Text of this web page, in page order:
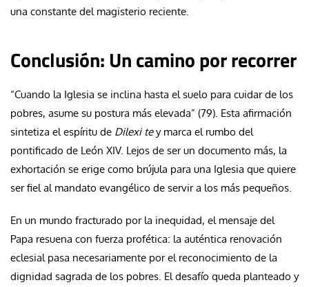
una constante del magisterio reciente.
Conclusión: Un camino por recorrer
“Cuando la Iglesia se inclina hasta el suelo para cuidar de los
pobres, asume su postura más elevada” (79). Esta afirmación
sintetiza el espíritu de Dilexi tey marca el rumbo del
pontificado de León XIV. Lejos de ser un documento más, la
exhortación se erige como brújula para una Iglesia que quiere
ser fiel al mandato evangélico de servir a los más pequeños.
En un mundo fracturado por la inequidad, el mensaje del
Papa resuena con fuerza profética: la auténtica renovación
eclesial pasa necesariamente por el reconocimiento de la
dignidad sagrada de los pobres. El desafío queda planteado y